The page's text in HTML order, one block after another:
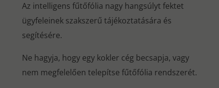
Az intelligens fűtőfólia nagy hangsúlyt fektet
ügyfeleinek szakszerű tájékoztatására és
segítésére.
Ne hagyja, hogy egy kokler cég becsapja, vagy
nem megfelelően telepítse fűtőfólia rendszerét.